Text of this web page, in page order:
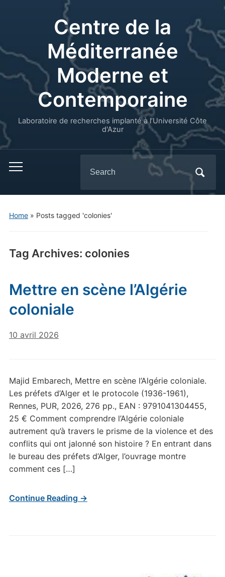
Centre de la
Méditerranée
Moderne et
Contemporaine
Laboratoire de recherches implanté à l’Université Côte
d'Azur
for:
Home» Posts tagged 'colonies'
Tag Archives: colonies
Mettre en scène l’Algérie
coloniale
10 avril 2026
Majid Embarech, Mettre en scène l’Algérie coloniale.
Les préfets d’Alger et le protocole (1936-1961),
Rennes, PUR, 2026, 276 pp., EAN : 9791041304455,
25 € Comment comprendre l’Algérie coloniale
autrement qu’à travers le prisme de la violence et des
conflits qui ont jalonné son histoire ? En entrant dans
le bureau des préfets d’Alger, l’ouvrage montre
comment ces […]
Continue Reading →